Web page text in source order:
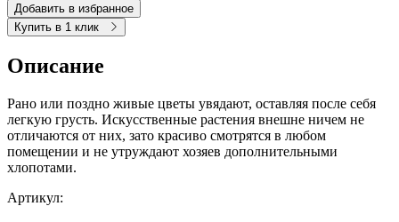
Добавить в избранное
Купить в 1 клик
Описание
Рано или поздно живые цветы увядают, оставляя после себя
легкую грусть. Искусственные растения внешне ничем не
отличаются от них, зато красиво смотрятся в любом
помещении и не утруждают хозяев дополнительными
хлопотами.
Артикул: